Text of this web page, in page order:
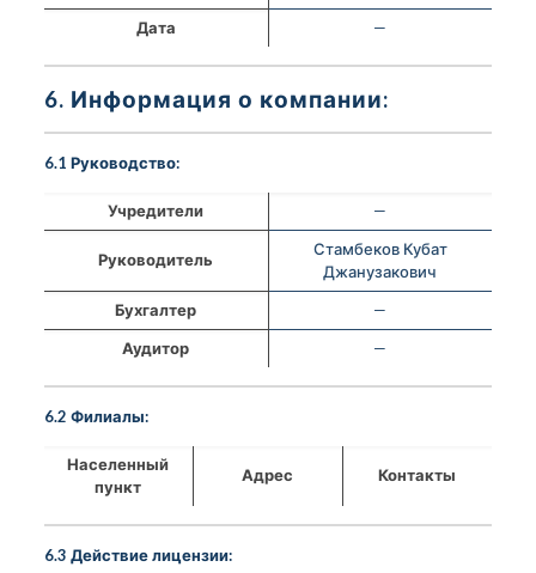
Дата
—
6. Информация о компании:
6.1 Руководство:
Учредители —
Руководитель
Стамбеков Кубат
Джанузакович
Бухгалтер
—
Аудитор
—
6.2 Филиалы:
Населенный
пункт
Адрес Контакты
6.3 Действие лицензии: